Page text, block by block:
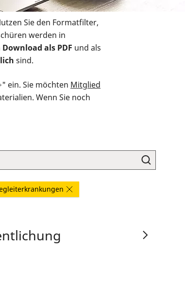
Sie den Formatfilter,
werden in
Download als PDF und als
sind.
ein. Sie möchten Mitglied
Wenn Sie noch